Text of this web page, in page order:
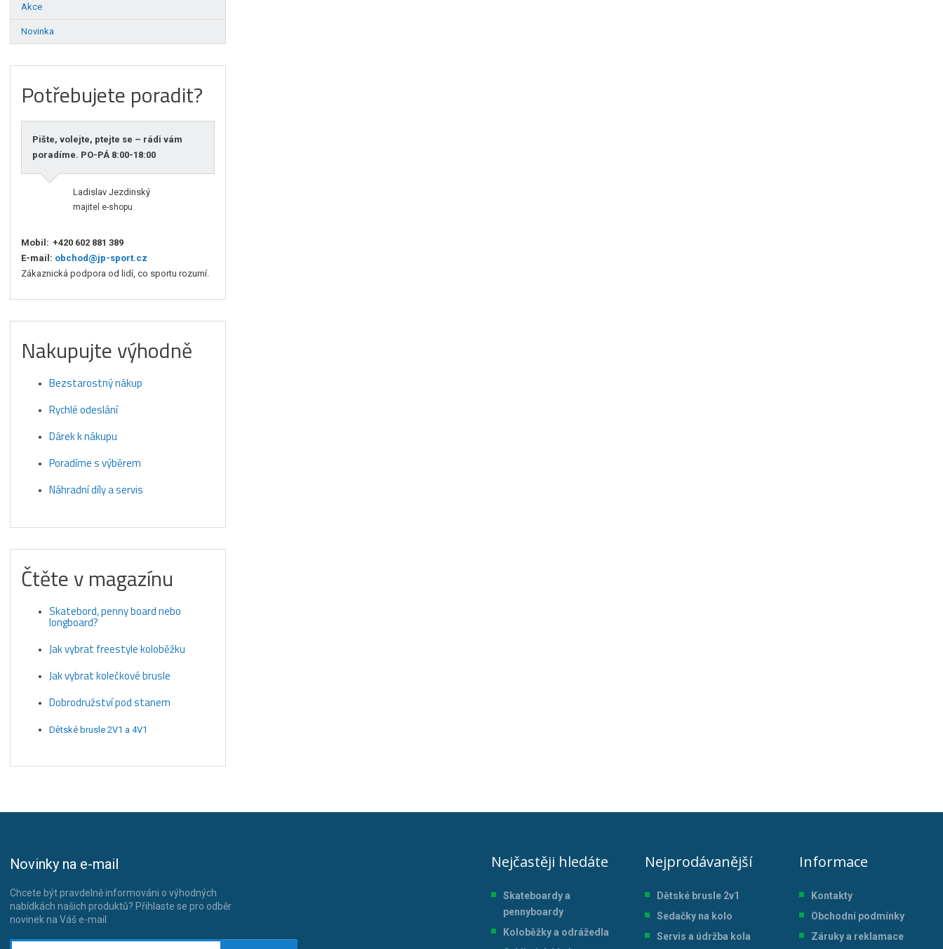
Akce
Novinka
Potřebujete poradit?
Pište, volejte, ptejte se – rádi vám
poradíme. PO-PÁ 8:00-18:00
Ladislav Jezdinský
majitel e-shopu
Mobil: +420 602 881 389
E-mail: obchod@jp-sport.cz
Zákaznická podpora od lidí, co sportu rozumí.
Nakupujte výhodně
Bezstarostný nákup
Rychlé odeslání
Dárek k nákupu
Poradíme s výběrem
Náhradní díly a servis
Čtěte v magazínu
Skatebord, penny board nebo
longboard?
Jak vybrat freestyle koloběžku
Jak vybrat kolečkové brusle
Dobrodružství pod stanem
Dětské brusle 2V1 a 4V1
Novinky na e-mail
Chcete být pravdelně informováni o výhodných
nabídkách našich produktů? Přihlaste se pro odběr
novinek na Váš e-mail
Nejčastěji hledáte
Skateboardy a
pennyboardy
Koloběžky a odrážedla
Nejprodávanější
Dětské brusle 2v1
Sedačky na kolo
Servis a údržba kola
Informace
Kontakty
Obchodní podmínky
Záruky a reklamace